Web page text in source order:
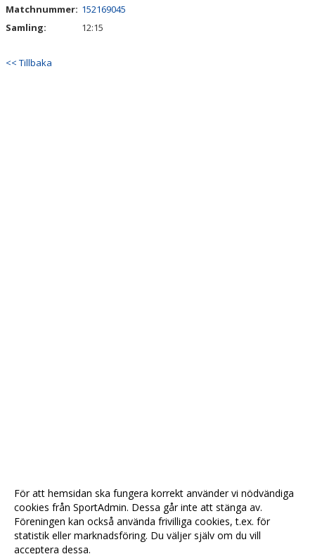
WEBBSHOP
Matchnummer: 152169045
Samling:
12:15
<< Tillbaka
För att hemsidan ska fungera korrekt använder vi nödvändiga
cookies från SportAdmin. Dessa går inte att stänga av.
Föreningen kan också använda frivilliga cookies, t.ex. för
statistik eller marknadsföring. Du väljer själv om du vill
acceptera dessa.